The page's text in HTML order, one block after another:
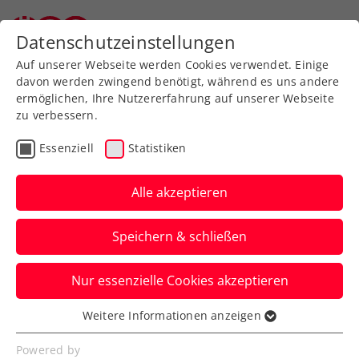
Aktuelle News
News filtern
Datenschutzeinstellungen
Auf unserer Webseite werden Cookies verwendet. Einige
davon werden zwingend benötigt, während es uns andere
ermöglichen, Ihre Nutzererfahrung auf unserer Webseite
zu verbessern.
Essenziell Statistiken
Alle akzeptieren
Speichern & schließen
Nur essenzielle Cookies akzeptieren
Essenziell
Essenzielle Cookies werden für grundlegende
Weitere Informationen anzeigen
Powered by